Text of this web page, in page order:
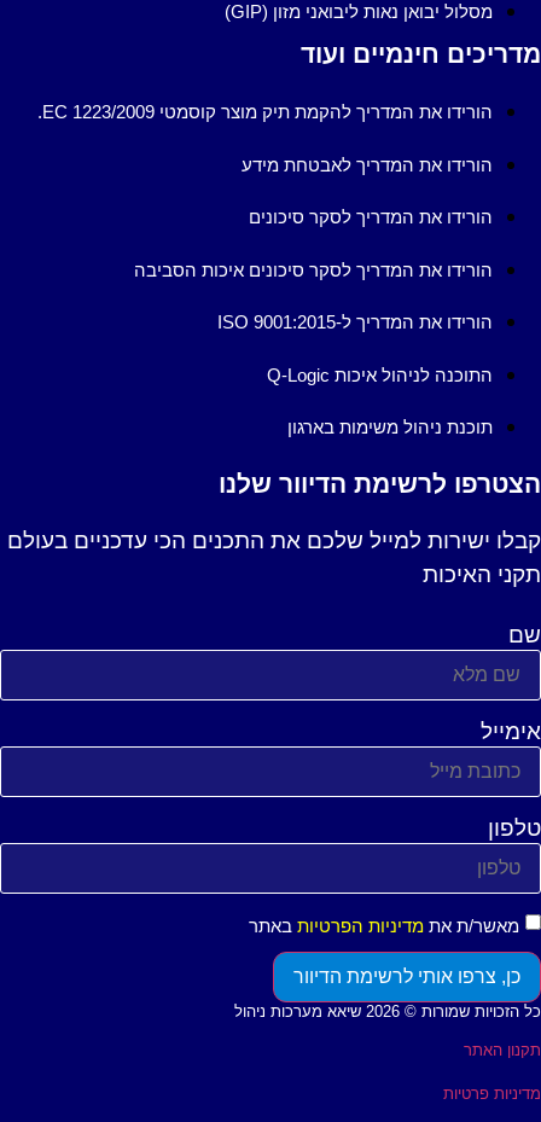
מסלול יבואן נאות ליבואני מזון (GIP)
חינמיים ועוד
הורידו את המדריך להקמת תיק מוצר קוסמטי EC 1223/2009.
הורידו את המדריך לאבטחת מידע
הורידו את המדריך לסקר סיכונים
הורידו את המדריך לסקר סיכונים איכות הסביבה
הורידו את המדריך ל-ISO 9001:2015
התוכנה לניהול איכות Q-Logic
תוכנת ניהול משימות בארגון
לרשימת הדיוור שלנו
ישירות למייל שלכם את התכנים הכי עדכניים בעולם
האיכות
מאשר/ת אתמדיניות הפרטיותבאתר
כן, צרפו אותי לרשימת הדיוור
הזכויות שמורות © 2026 שיאא מערכות ניהול
האתר
פרטיות